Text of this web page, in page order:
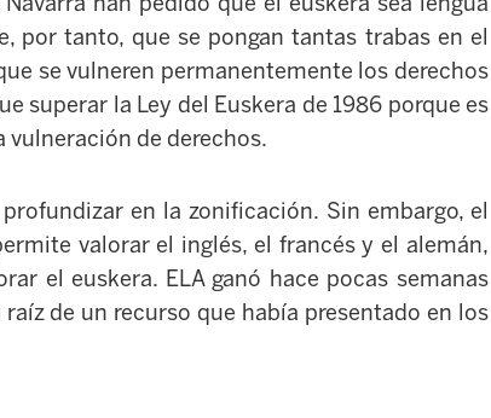
por tanto, que se pongan tantas trabas en el
se vulneren permanentemente los derechos
superar la Ley del Euskera de 1986 porque es
de derechos.
en la zonificación. Sin embargo, el
valorar el inglés, el francés y el alemán,
el euskera. ELA ganó hace pocas semanas
de un recurso que había presentado en los